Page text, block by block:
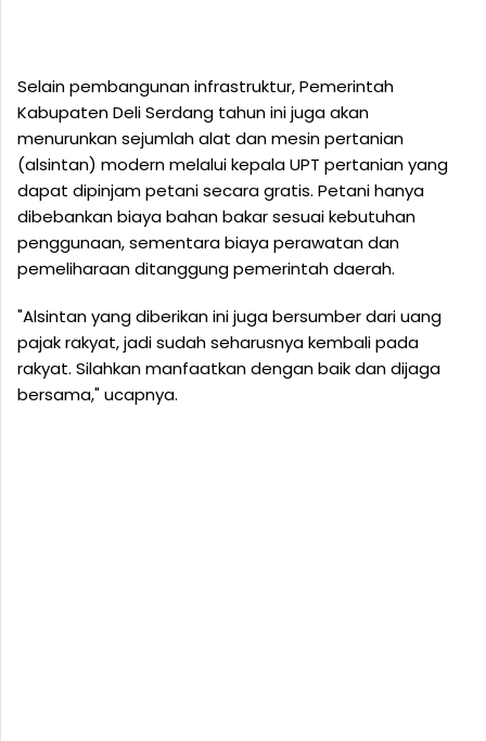
Selain pembangunan infrastruktur, Pemerintah
Kabupaten Deli Serdang tahun ini juga akan
menurunkan sejumlah alat dan mesin pertanian
(alsintan) modern melalui kepala UPT pertanian yang
dapat dipinjam petani secara gratis. Petani hanya
dibebankan biaya bahan bakar sesuai kebutuhan
penggunaan, sementara biaya perawatan dan
pemeliharaan ditanggung pemerintah daerah.
"Alsintan yang diberikan ini juga bersumber dari uang
pajak rakyat, jadi sudah seharusnya kembali pada
rakyat. Silahkan manfaatkan dengan baik dan dijaga
bersama," ucapnya.